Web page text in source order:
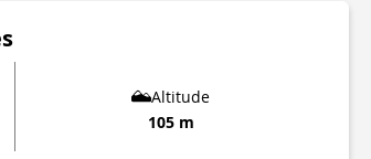
Altitude
105 m